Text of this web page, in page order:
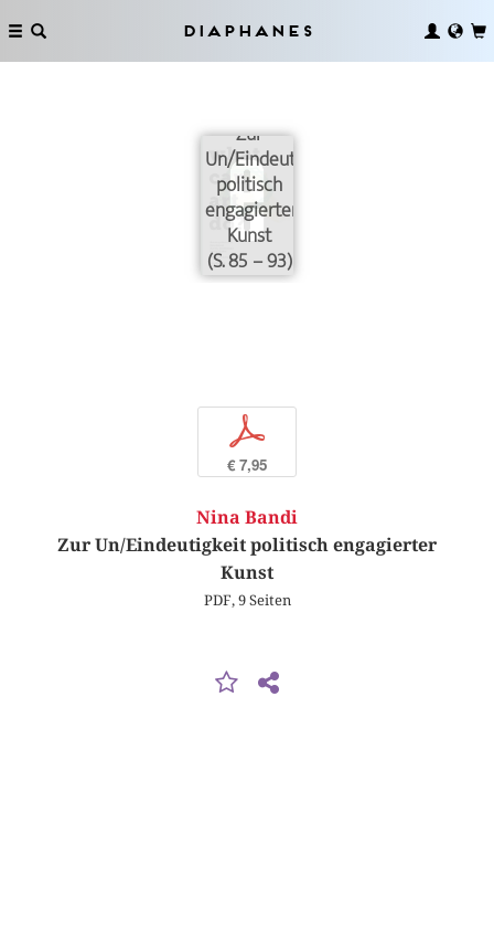
Diaphanes
Zur
Un/Eindeutigkeit
politisch
engagierter
Kunst
(S. 85 – 93)
p
€ 7,95
Nina Bandi
Zur Un/Eindeutigkeit politisch engagierter
Kunst
PDF, 9 Seiten